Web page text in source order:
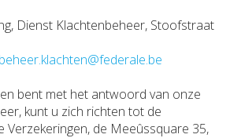
Dienst Klachtenbeheer, Stoofstraat
beheer.klachten@federale.be
bent met het antwoord van onze
kunt u zich richten tot de
Verzekeringen, de Meeûssquare 35,